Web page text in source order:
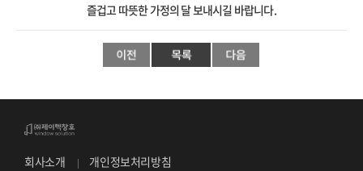
즐겁고 따뜻한 가정의 달 보내시길 바랍니다.
회사소개
개인정보처리방침